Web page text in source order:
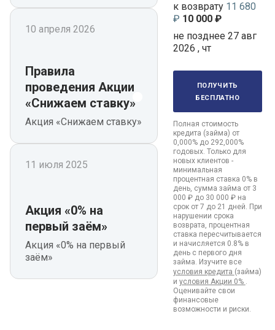
10 апреля 2026
Правила
проведения Акции
«Снижаем ставку»
Акция «Снижаем ставку»
11 июля 2025
Акция «0% на
первый заём»
Акция «0% на первый
заём»
к возврату 11 680
₽ 10 000 ₽
не позднее 27 авг
2026 , чт
получить
бесплатно
Полная стоимость
кредита (займа) от
0,000% до 292,000%
годовых. Только для
новых клиентов -
минимальная
процентная ставка 0% в
день, сумма займа от 3
000 ₽ до 30 000 ₽ на
срок от 7 до 21 дней. При
нарушении срока
возврата, процентная
ставка пересчитывается
и начисляется 0.8% в
день с первого дня
займа. Изучите все
условия кредита (займа)
и условия Акции 0% .
Оценивайте свои
финансовые
возможности и риски.